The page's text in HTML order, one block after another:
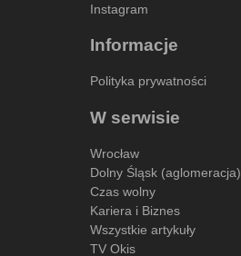
Instagram
Informacje
Polityka prywatności
W serwisie
Wrocław
Dolny Śląsk (aglomeracja)
Czas wolny
Kariera i Biznes
Wszystkie artykuły
TV Okis